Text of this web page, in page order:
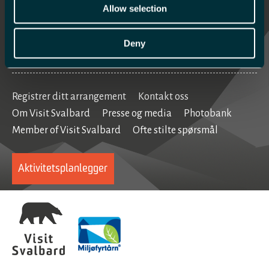
Allow selection
Deny
Se og gjøre
Home
Registrer ditt arrangement
Kontakt oss
Om Visit Svalbard
Presse og media
Photobank
Member of Visit Svalbard
Ofte stilte spørsmål
Aktivitetsplanlegger